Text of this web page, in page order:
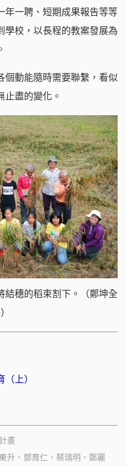
年一聘、短期成果報告等等
學校，以長程的教案發展為
個動能隨時需要聯繫，看似
止盡的變化。
結穗的稻束割下。（鄭坤全
上）
畫
升、鄧育仁、蔡瑞明、鄭麗